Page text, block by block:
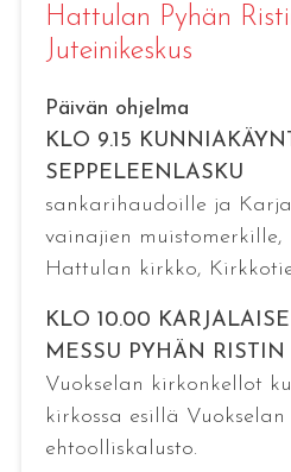
Hattulan Pyhän
Juteinikeskus
Päivän ohjelma
KLO 9.15
SEPPELEENLASKU
sankarihaudoille ja
vainajien muistomerkille,
Hattulan kirkko,
KLO 10.00
MESSU PYHÄN RISTIN
Vuokselan kirkonkellot
kirkossa esillä
ehtoolliskalusto.